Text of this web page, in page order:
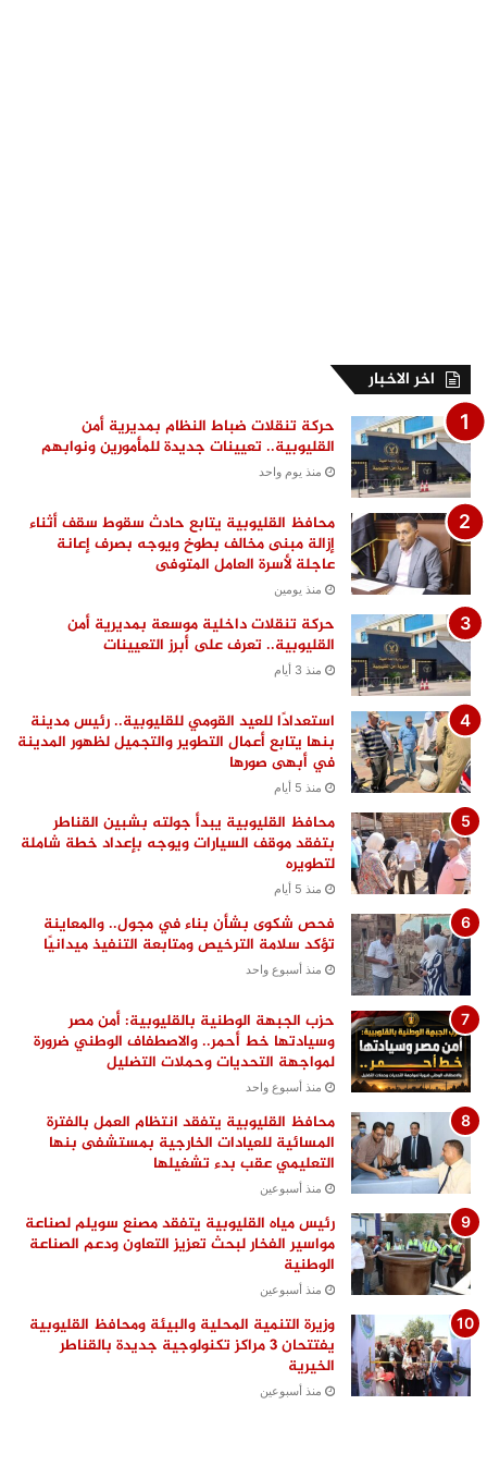
اخر الاخبار
حركة تنقلات ضباط النظام بمديرية أمن
القليوبية.. تعيينات جديدة للمأمورين ونوابهم
منذ يوم واحد
محافظ القليوبية يتابع حادث سقوط سقف أثناء
إزالة مبنى مخالف بطوخ ويوجه بصرف إعانة
عاجلة لأسرة العامل المتوفى
منذ يومين
حركة تنقلات داخلية موسعة بمديرية أمن
القليوبية.. تعرف على أبرز التعيينات
منذ 3 أيام
استعدادًا للعيد القومي للقليوبية.. رئيس مدينة
بنها يتابع أعمال التطوير والتجميل لظهور المدينة
في أبهى صورها
منذ 5 أيام
محافظ القليوبية يبدأ جولته بشبين القناطر
بتفقد موقف السيارات ويوجه بإعداد خطة شاملة
لتطويره
منذ 5 أيام
فحص شكوى بشأن بناء في مجول.. والمعاينة
تؤكد سلامة الترخيص ومتابعة التنفيذ ميدانيًا
منذ أسبوع واحد
حزب الجبهة الوطنية بالقليوبية: أمن مصر
وسيادتها خط أحمر.. والاصطفاف الوطني ضرورة
لمواجهة التحديات وحملات التضليل
منذ أسبوع واحد
محافظ القليوبية يتفقد انتظام العمل بالفترة
المسائية للعيادات الخارجية بمستشفى بنها
التعليمي عقب بدء تشغيلها
منذ أسبوعين
رئيس مياه القليوبية يتفقد مصنع سويلم لصناعة
مواسير الفخار لبحث تعزيز التعاون ودعم الصناعة
الوطنية
منذ أسبوعين
وزيرة التنمية المحلية والبيئة ومحافظ القليوبية
يفتتحان 3 مراكز تكنولوجية جديدة بالقناطر
الخيرية
منذ أسبوعين